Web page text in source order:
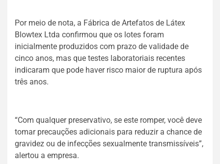
Por meio de nota, a Fábrica de Artefatos de Látex
Blowtex Ltda confirmou que os lotes foram
inicialmente produzidos com prazo de validade de
cinco anos, mas que testes laboratoriais recentes
indicaram que pode haver risco maior de ruptura após
três anos.
“Com qualquer preservativo, se este romper, você deve
tomar precauções adicionais para reduzir a chance de
gravidez ou de infecções sexualmente transmissíveis”,
alertou a empresa.